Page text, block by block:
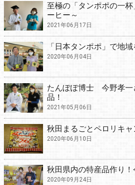
至極の「タンポポの一
ーヒー～
2021年06月17日
「日本タンポポ」で地域
2020年06月04日
たんぽぽ博士 今野孝一
品！
2021年05月06日
秋田まるごとペロリキャ
2020年06月10日
秋田県内の特産品作り
2020年09月24日